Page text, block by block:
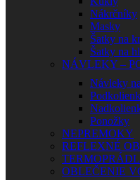
Nákrčníky
Masky
Šatky na
Šatky na
NÁVLEKY –
Návleky
Ponožky
NEPREMOKY
REFLEXNÉ
OBLEČENIE